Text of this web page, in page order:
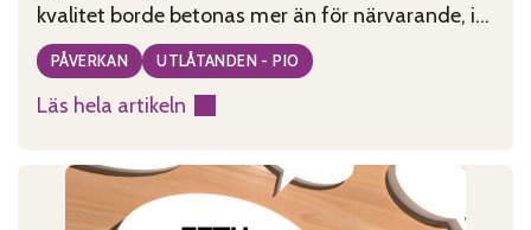
kvalitet borde betonas mer än för närvarande, i
stället för att kostnaderna ges tyngd
PÅVERKAN UTLÅTANDEN - PIO
Läs hela artikeln
:
Betona
kvaliteten